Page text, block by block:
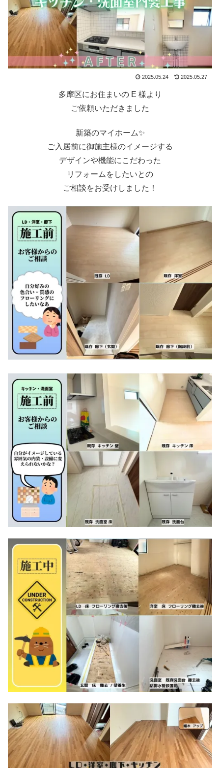
2025.05.24 2025.05.27
多摩区にお住まいの E 様より
ご依頼いただきました
新築のマイホーム✨
ご入居前に御施主様のイメージする
デザインや機能にこだわった
リフォームをしたいとの
ご相談をお受けしました！